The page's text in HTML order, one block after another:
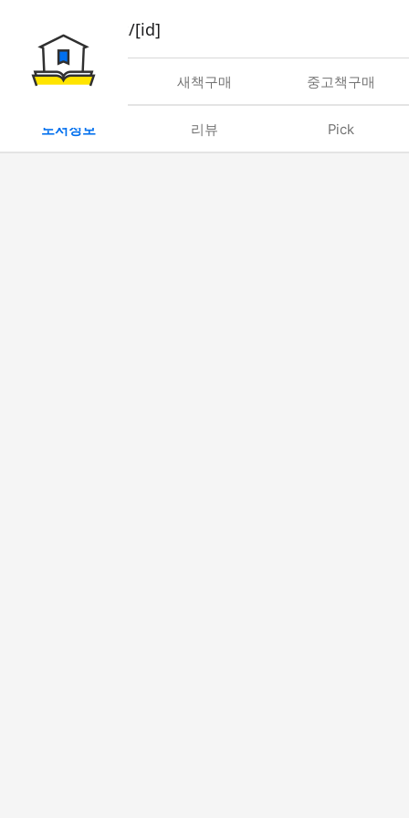
book/rent/[id]
대여 새책구매 중고책구매
도서정보 리뷰 Pick